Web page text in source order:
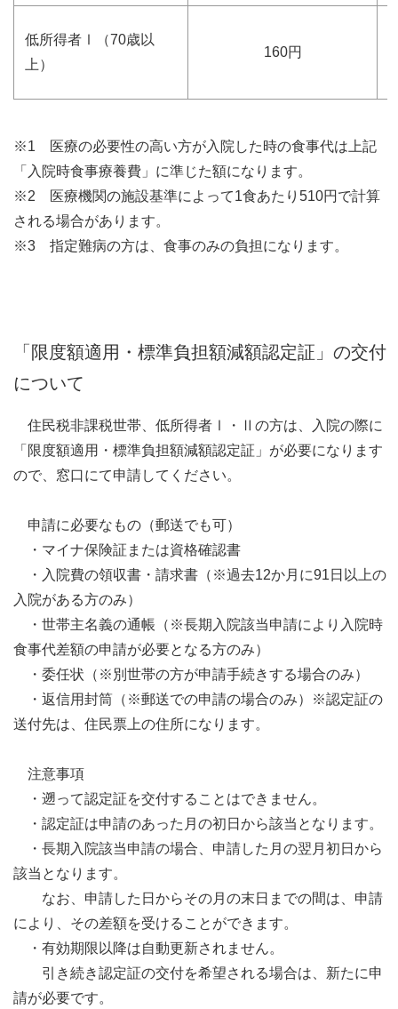
低所得者Ⅰ（70歳以
上）
160円
※1 医療の必要性の高い方が入院した時の食事代は上記
「入院時食事療養費」に準じた額になります。
※2 医療機関の施設基準によって1食あたり510円で計算
される場合があります。
※3 指定難病の方は、食事のみの負担になります。
「限度額適用・標準負担額減額認定証」の交付
について
住民税非課税世帯、低所得者Ⅰ・Ⅱの方は、入院の際に
「限度額適用・標準負担額減額認定証」が必要になります
ので、窓口にて申請してください。
申請に必要なもの（郵送でも可）
・マイナ保険証または資格確認書
・入院費の領収書・請求書（※過去12か月に91日以上の
入院がある方のみ）
・世帯主名義の通帳（※長期入院該当申請により入院時
食事代差額の申請が必要となる方のみ）
・委任状（※別世帯の方が申請手続きする場合のみ）
・返信用封筒（※郵送での申請の場合のみ）※認定証の
送付先は、住民票上の住所になります。
注意事項
・遡って認定証を交付することはできません。
・認定証は申請のあった月の初日から該当となります。
・長期入院該当申請の場合、申請した月の翌月初日から
該当となります。
なお、申請した日からその月の末日までの間は、申請
により、その差額を受けることができます。
・有効期限以降は自動更新されません。
引き続き認定証の交付を希望される場合は、新たに申
請が必要です。